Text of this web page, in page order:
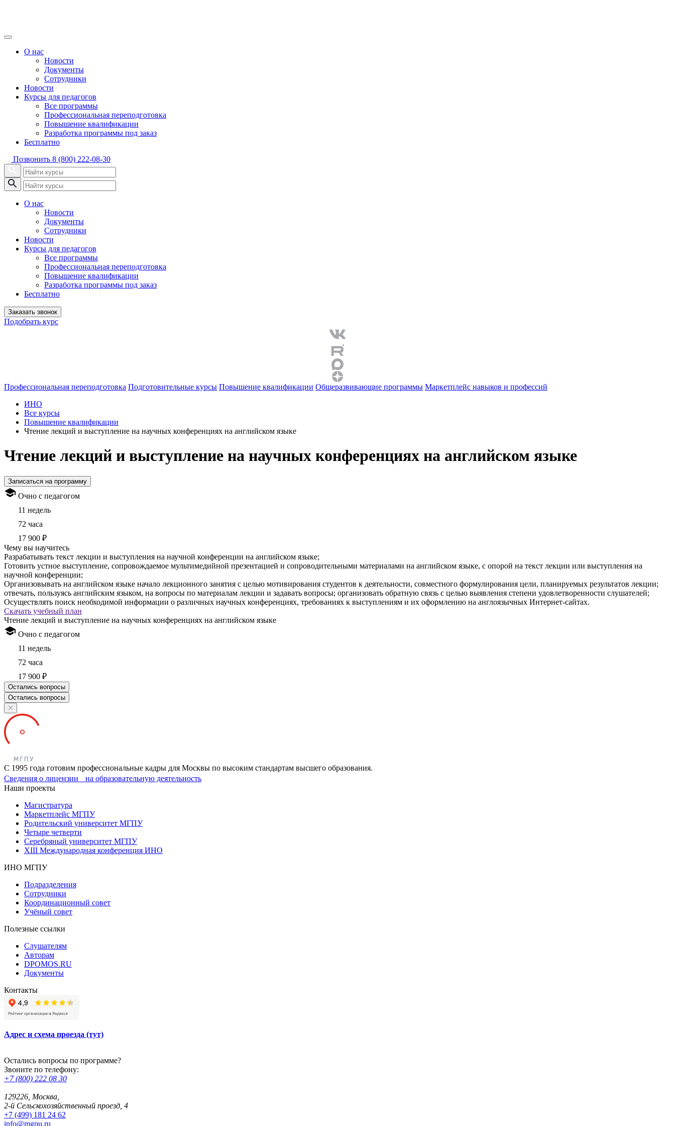
О нас
Новости
Документы
Сотрудники
Новости
Курсы для педагогов
Все программы
Профессиональная переподготовка
Повышение квалификации
Разработка программы под заказ
Бесплатно
Позвонить 8 (800) 222-08-30
О нас
Новости
Документы
Сотрудники
Новости
Курсы для педагогов
Все программы
Профессиональная переподготовка
Повышение квалификации
Разработка программы под заказ
Бесплатно
Заказать звонок
Подобрать курс
Профессиональная переподготовка Подготовительные курсы Повышение квалификации Общеразвивающие программы Маркетплейс навыков и профессий
ИНО
Все курсы
Повышение квалификации
Чтение лекций и выступление на научных конференциях на английском языке
Чтение лекций и выступление на научных конференциях на английском языке
Записаться на программу
Очно с педагогом
11 недель
72 часа
17 900 ₽
Чему вы научитесь
Разрабатывать текст лекции и выступления на научной конференции на английском языке;
Готовить устное выступление, сопровождаемое мультимедийной презентацией и сопроводительными материалами на английском языке, с опорой на текст лекции или выступления на
научной конференции;
Организовывать на английском языке начало лекционного занятия с целью мотивирования студентов к деятельности, совместного формулирования цели, планируемых результатов лекции;
отвечать, пользуясь английским языком, на вопросы по материалам лекции и задавать вопросы; организовать обратную связь с целью выявления степени удовлетворенности слушателей;
Осуществлять поиск необходимой информации о различных научных конференциях, требованиях к выступлениям и их оформлению на англоязычных Интернет-сайтах.
Скачать учебный план
Чтение лекций и выступление на научных конференциях на английском языке
Очно с педагогом
11 недель
72 часа
17 900 ₽
Остались вопросы
Остались вопросы
С 1995 года готовим профессиональные кадры для Москвы по высоким стандартам высшего образования.
Сведения о лицензии на образовательную деятельность
Наши проекты
Магистратура
Маркетплейс МГПУ
Родительский университет МГПУ
Четыре четверти
Серебряный университет МГПУ
XIII Международная конференция ИНО
ИНО МГПУ
Подразделения
Сотрудники
Координационный совет
Учёный совет
Полезные ссылки
Слушателям
Авторам
DPOMOS.RU
Документы
Контакты
Адрес и схема проезда (тут)
Остались вопросы по программе?
Звоните по телефону:
+7 (800) 222 08 30
129226, Москва,
2-й Сельскохозяйственный проезд, 4
+7 (499) 181 24 62
info@mgpu.ru